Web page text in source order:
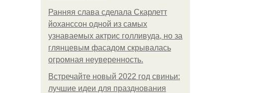
Ранняя слава сделала Скарлетт
йоханссон одной из самых
узнаваемых актрис голливуда, но за
глянцевым фасадом скрывалась
огромная неуверенность.
Встречайте новый 2022 год свиньи:
лучшие идеи для празднования